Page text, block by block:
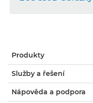
Produkty
Služby a řešení
Nápověda a podpora